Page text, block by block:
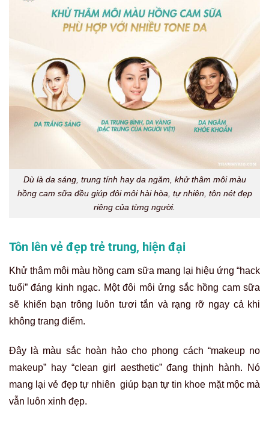
Dù là da sáng, trung tính hay da ngăm, khử thâm môi màu
hồng cam sữa đều giúp đôi môi hài hòa, tự nhiên, tôn nét đẹp
riêng của từng người.
Tôn lên vẻ đẹp trẻ trung, hiện đại
Khử thâm môi màu hồng cam sữa mang lại hiệu ứng “hack
tuổi” đáng kinh ngạc. Một đôi môi ửng sắc hồng cam sữa
sẽ khiến bạn trông luôn tươi tắn và rạng rỡ ngay cả khi
không trang điểm.
Đây là màu sắc hoàn hảo cho phong cách “makeup no
makeup” hay “clean girl aesthetic” đang thịnh hành. Nó
mang lại vẻ đẹp tự nhiên giúp bạn tự tin khoe mặt mộc mà
vẫn luôn xinh đẹp.